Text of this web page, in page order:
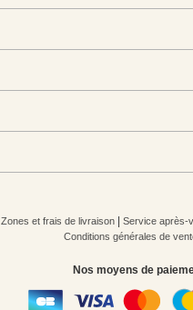
Zones et frais de livraison| Service après-
Conditions générales de
Nos moyens de